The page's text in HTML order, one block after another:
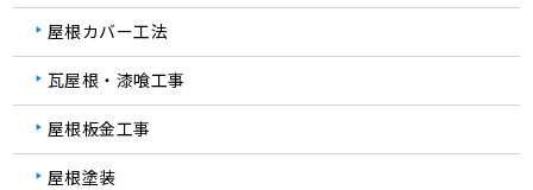
屋根カバー工法
瓦屋根・漆喰工事
屋根板金工事
屋根塗装